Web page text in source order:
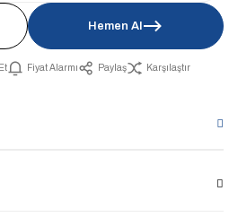
Hemen Al
Fiyat Alarmı Paylaş Karşılaştır